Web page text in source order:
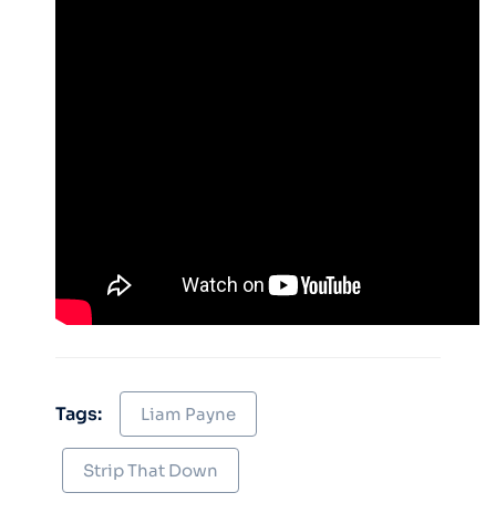
Tags: Liam Payne
Strip That Down